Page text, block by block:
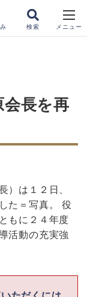
長を再
）は１２日、
た＝写真。 役
もに２４年度
活動の充実強